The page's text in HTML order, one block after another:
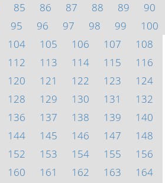
85 86 87 88 89
90
95 96 97 98 99
100
104 105 106 107
108
112 113 114 115
116
120 121 122 123
124
128 129 130 131
132
136 137 138 139
140
144 145 146 147
148
152 153 154 155
156
160 161 162 163
164